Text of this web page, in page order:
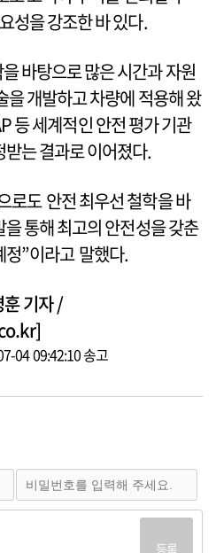
성을 강조한 바 있다.
바탕으로 많은 시간과 자원
을 개발하고 차량에 적용해 왔
등 세계적인 안전 평가 기관
는 결과로 이어졌다.
로도 안전 최우선 철학을 바
통해 최고의 안전성을 갖춘
정”이라고 말했다.
기자 /
04 09:42:10 송고
등록